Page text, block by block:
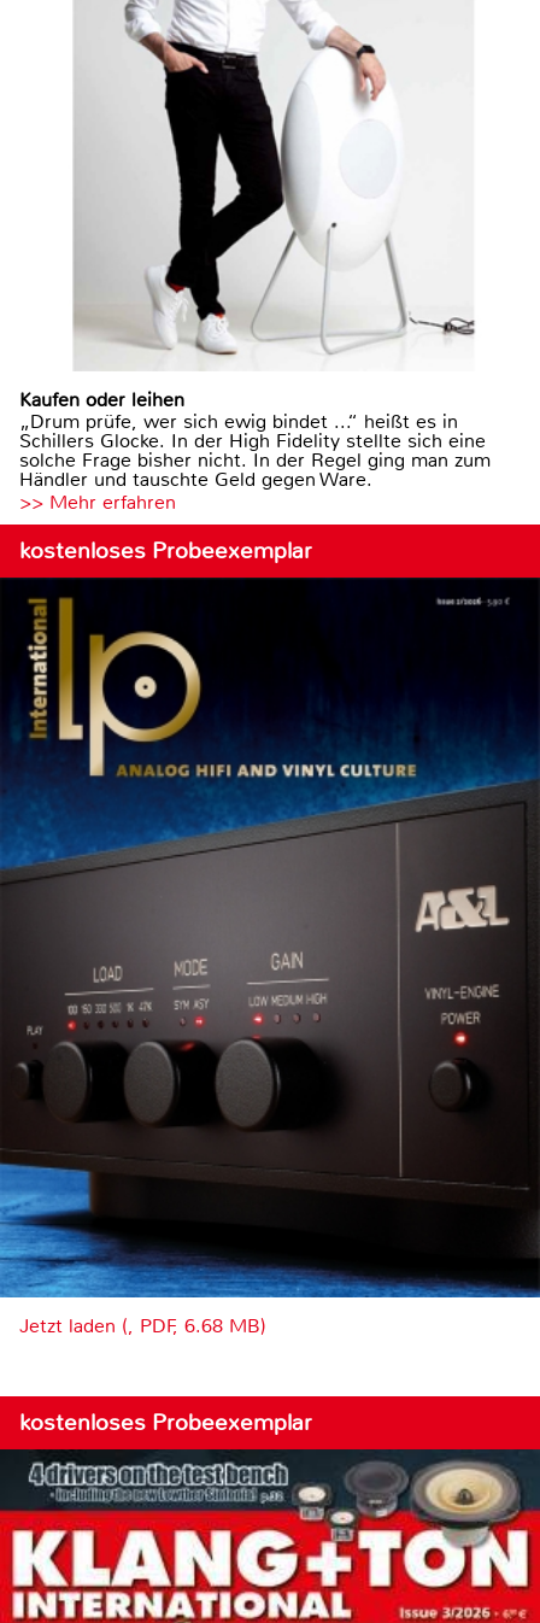
Kaufen oder leihen
„Drum prüfe, wer sich ewig bindet ...“ heißt es in
Schillers Glocke. In der High Fidelity stellte sich eine
solche Frage bisher nicht. In der Regel ging man zum
Händler und tauschte Geld gegen Ware.
>> Mehr erfahren
kostenloses Probeexemplar
Jetzt laden (, PDF, 6.68 MB)
kostenloses Probeexemplar